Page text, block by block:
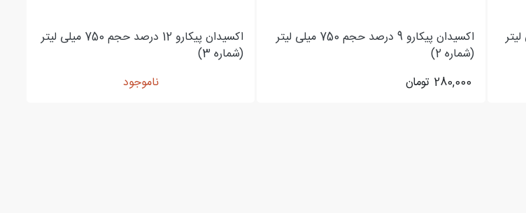
750 میلی لیتر
اکسیدان پیکارو 9 درصد حجم 750 میلی لیتر
(شماره 2)
280,000 تومان
اکسیدان پیکارو 12 درصد حجم 750 میلی لیتر
(شماره 3)
ناموجود